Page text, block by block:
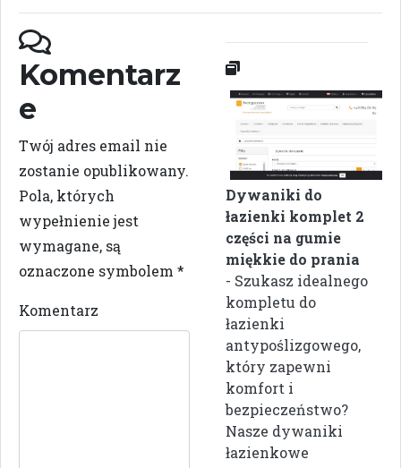
Komentarz
e
Twój adres email nie
zostanie opublikowany.
Pola, których
wypełnienie jest
wymagane, są
oznaczone symbolem *
Komentarz
Dywaniki do
łazienki komplet 2
części na gumie
miękkie do prania
- Szukasz idealnego
kompletu do
łazienki
antypoślizgowego,
który zapewni
komfort i
bezpieczeństwo?
Nasze dywaniki
łazienkowe